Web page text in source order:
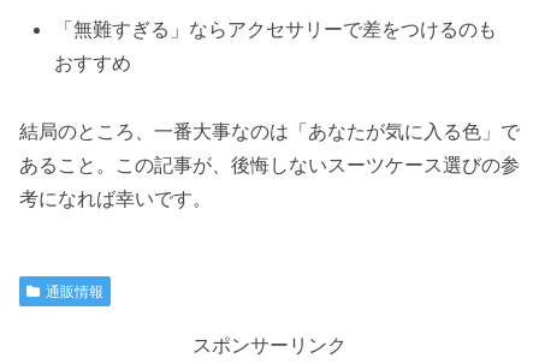
「無難すぎる」ならアクセサリーで差をつけるのも
おすすめ
結局のところ、一番大事なのは「あなたが気に入る色」で
あること。この記事が、後悔しないスーツケース選びの参
考になれば幸いです。
通販情報
スポンサーリンク